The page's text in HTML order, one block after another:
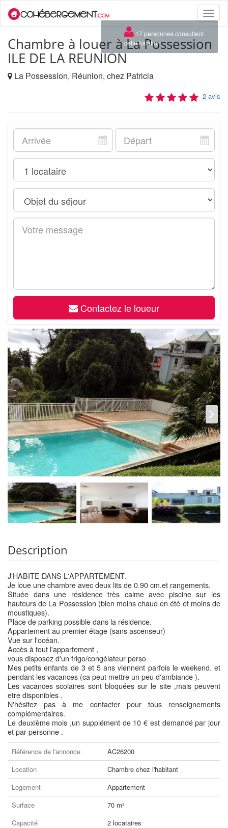
Toggle
Chambre à louer à La Possession
ILE DE LA REUNION
La Possession, Réunion, chez Patricia
2 avis
Contactez le loueur
Description
J'HABITE DANS L'APPARTEMENT.
Je loue une chambre avec deux lits de 0.90 cm.et rangements.
Située dans une résidence très calme avec piscine sur les
hauteurs de La Possession (bien moins chaud en été et moins de
moustiques).
Place de parking possible dans la résidence.
Appartement au premier étage (sans ascenseur)
Vue sur l'océan.
Accès à tout l'appartement ,
vous disposez d'un frigo/congélateur perso
Mes petits enfants de 3 et 5 ans viennent parfois le weekend. et
pendant les vacances (ca peut mettre un peu d'ambiance ).
Les vacances scolaires sont bloquées sur le site ,mais peuvent
etre disponibles .
N'hésitez pas à me contacter pour tous renseignements
complémentaires.
Le deuxième mois ,un supplément de 10 € est demandé par jour
et par personne .
Référence de l'annonce
AC26200
Location
Chambre chez l'habitant
Logement
Appartement
Surface
70 m²
Capacité
2 locataires